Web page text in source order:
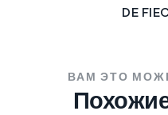
DE
ВАМ ЭТО